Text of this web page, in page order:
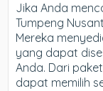
Jika Anda
Tumpeng
Mereka
yang dapat
Anda. Dari
dapat memilih